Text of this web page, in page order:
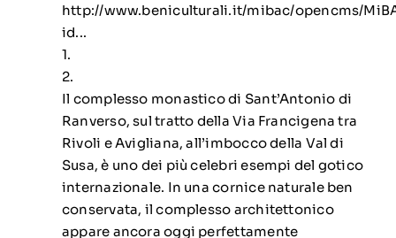
http://www.beniculturali.it/mibac/opencms/
id...
1.
2.
Il complesso monastico di Sant’Antonio di
Ranverso, sul tratto della Via Francigena tra
Rivoli e Avigliana, all’imbocco della Val di
Susa, è uno dei più celebri esempi del gotico
internazionale. In una cornice naturale ben
conservata, il complesso architettonico
appare ancora oggi perfettamente